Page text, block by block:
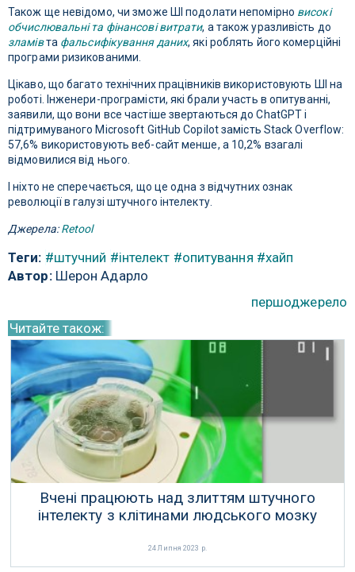
Також ще невідомо, чи зможе ШІ подолати непомірно високі
обчислювальні та фінансові витрати, а також уразливість до
зламівта фальсифікування даних, які роблять його комерційні
програми ризикованими.
Цікаво, що багато технічних працівників використовують ШІ на
роботі. Інженери-програмісти, які брали участь в опитуванні,
заявили, що вони все частіше звертаються до ChatGPT і
підтримуваного Microsoft GitHub Copilot замість Stack Overflow:
57,6% використовують веб-сайт менше, а 10,2% взагалі
відмовилися від нього.
І ніхто не сперечається, що це одна з відчутних ознак
революції в галузі штучного інтелекту.
Джерела:Retool
Теги: #штучний #інтелект #опитування #хайп
Автор:Шерон Адарло
першоджерело
Читайте також:
Вчені працюють над злиттям штучного
інтелекту з клітинами людського мозку
24 Липня 2023 р.